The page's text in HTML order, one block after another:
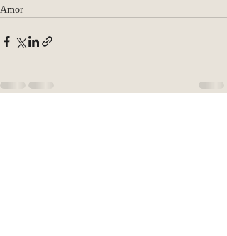
Amor